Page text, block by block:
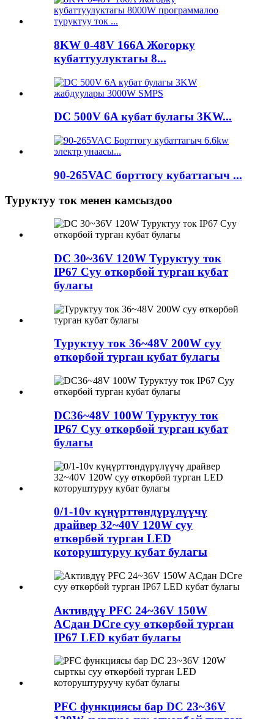
8KW 0-48V 166A Жогорку
кубаттуулуктагы 8...
DC 500V 6A кубат булагы 3KW...
90-265VAC борттогу кубаттагыч ...
Туруктуу ток менен камсыздоо
DC 30~36V 120W Туруктуу ток
IP67 Суу өткөрбөй турган кубат
булагы
Туруктуу ток 36~48V 200W суу
өткөрбөй турган кубат булагы
DC36~48V 100W Туруктуу ток
IP67 Суу өткөрбөй турган кубат
булагы
0/1-10v күңүрттөндүрүлүүчү
драйвер 32~40V 120W суу
өткөрбөй турган LED
которуштуруу кубат булагы
Активдүү PFC 24~36V 150W
ACдан DCге суу өткөрбөй турган
IP67 LED кубат булагы
PFC функциясы бар DC 23~36V